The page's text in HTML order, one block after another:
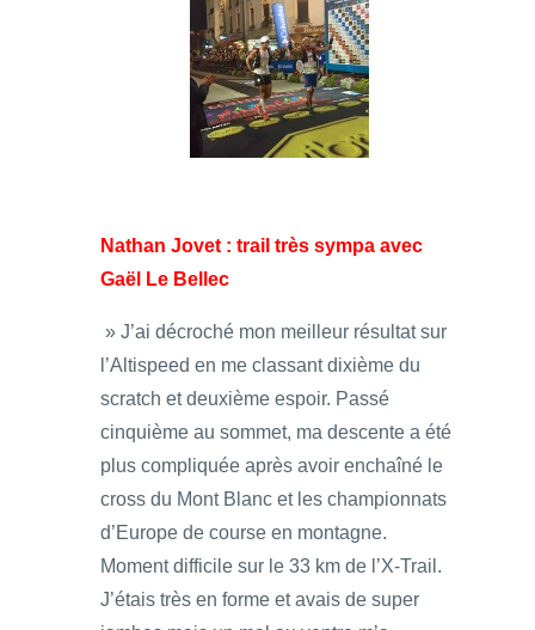
Nathan Jovet : trail très sympa avec
Gaël Le Bellec
» J’ai décroché mon meilleur résultat sur
l’Altispeed en me classant dixième du
scratch et deuxième espoir. Passé
cinquième au sommet, ma descente a été
plus compliquée après avoir enchaîné le
cross du Mont Blanc et les championnats
d’Europe de course en montagne.
Moment difficile sur le 33 km de l’X-Trail.
J’étais très en forme et avais de super